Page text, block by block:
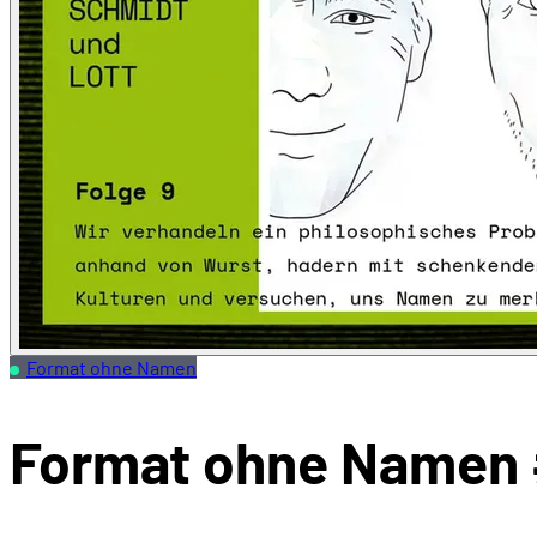
Format ohne Namen
Format ohne